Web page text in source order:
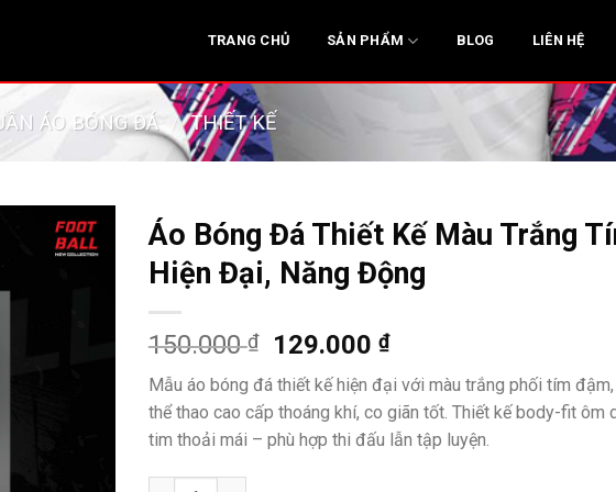
TRANG CHỦ SẢN PHẨM BLOG LIÊN HỆ
ÁO BÓNG ĐÁ / THIẾT KẾ
Áo Bóng Đá Thiết Kế Màu Trắng
Hiện Đại, Năng Động
150.000₫
Giá
gốc
là:
150.000 ₫.
129.000₫Giá
hiện
tại
là:
129.000 ₫.
Mẫu áo bóng đá thiết kế hiện đại với màu trắng phối tím
thể thao cao cấp thoáng khí, co giãn tốt. Thiết kế body-fit ôm
tim thoải mái – phù hợp thi đấu lẫn tập luyện.
Áo Bóng Đá Thiết Kế Màu Trắng Tím - Hiện Đại, Năng Động số